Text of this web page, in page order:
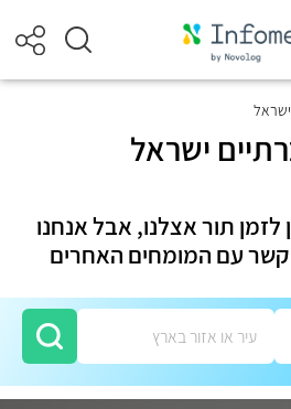
ישראל
ישראל
תור אצלנו, אבל אנחנו
קשר עם המומחים האחרים